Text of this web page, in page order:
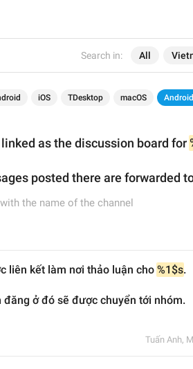
Search in: All
iOS TDesktop macOS
as the discussion board for
posted there are forwarded
the name of the channel
liên kết làm nơi thảo luận cho %1$s.
đăng ở đó sẽ được chuyển tới nhóm.
Tuấn Anh,